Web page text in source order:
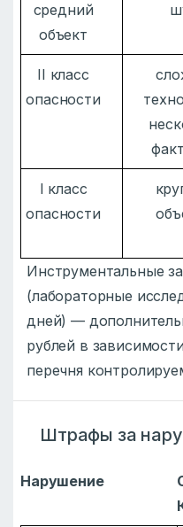
средний
объект
II класс
опасности
I класс
опасности
Инструментальные
(лабораторные
дней) —
рублей в
перечня
Штрафы за
Нарушение